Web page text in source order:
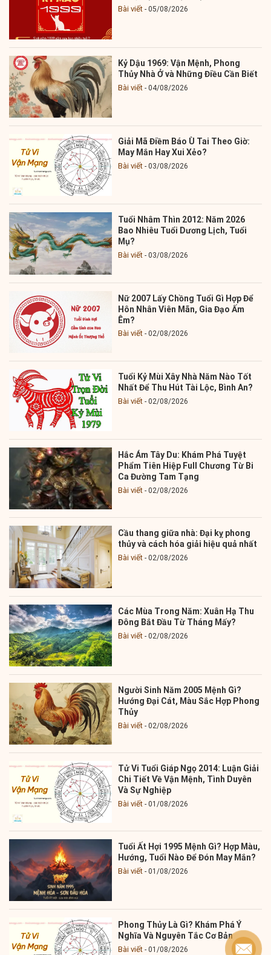
Bài viết 05/08/2026
Kỷ Dậu 1969: Vận Mệnh, Phong
Thủy Nhà Ở và Những Điều Cần Biết
Bài viết 04/08/2026
Giải Mã Điềm Báo Ù Tai Theo Giờ:
May Mắn Hay Xui Xẻo?
Bài viết 03/08/2026
Tuổi Nhâm Thìn 2012: Năm 2026
Bao Nhiêu Tuổi Dương Lịch, Tuổi
Mụ?
Bài viết 03/08/2026
Nữ 2007 Lấy Chồng Tuổi Gì Hợp Để
Hôn Nhân Viên Mãn, Gia Đạo Ấm
Êm?
Bài viết 02/08/2026
Tuổi Kỷ Mùi Xây Nhà Năm Nào Tốt
Nhất Để Thu Hút Tài Lộc, Bình An?
Bài viết 02/08/2026
Hắc Ám Tây Du: Khám Phá Tuyệt
Phẩm Tiên Hiệp Full Chương Từ Bi
Ca Đường Tam Tạng
Bài viết 02/08/2026
Cầu thang giữa nhà: Đại kỵ phong
thủy và cách hóa giải hiệu quả nhất
Bài viết 02/08/2026
Các Mùa Trong Năm: Xuân Hạ Thu
Đông Bắt Đầu Từ Tháng Mấy?
Bài viết 02/08/2026
Người Sinh Năm 2005 Mệnh Gì?
Hướng Đại Cát, Màu Sắc Hợp Phong
Thủy
Bài viết 02/08/2026
Tử Vi Tuổi Giáp Ngọ 2014: Luận Giải
Chi Tiết Về Vận Mệnh, Tình Duyên
Và Sự Nghiệp
Bài viết 01/08/2026
Tuổi Ất Hợi 1995 Mệnh Gì? Hợp Màu,
Hướng, Tuổi Nào Để Đón May Mắn?
Bài viết 01/08/2026
Phong Thủy Là Gì? Khám Phá Ý
Nghĩa Và Nguyên Tắc Cơ Bản
Bài viết 01/08/2026